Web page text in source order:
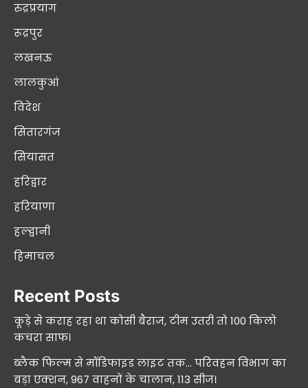
रुद्रप्रयाग
रूद्रपुर
लखनऊ
लालकुआं
विदेश
सितारगंज
सियासत
हरिद्वार
हरियाणा
हल्द्वानी
हिमाचल
Recent Posts
कूड़े से कराह रहा था कोसी बैराज, टीम उतरी तो 100 किलो
कचरा साफ।
ब्लैक फिल्म से मॉडिफाइड लाइट तक… परिवहन विभाग का
बड़ा एक्शन, 967 वाहनों के चालान, 113 सीज।